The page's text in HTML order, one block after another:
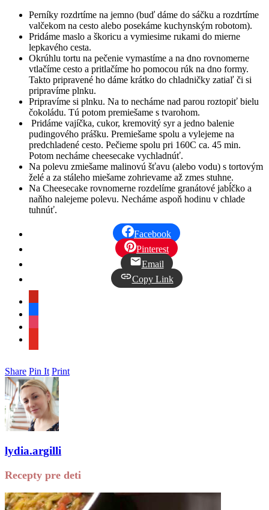
Perníky rozdrtíme na jemno (buď dáme do sáčku a rozdrtíme
valčekom na cesto alebo posekáme kuchynským robotom).
Pridáme maslo a škoricu a vymiesime rukami do mierne
lepkavého cesta.
Okrúhlu tortu na pečenie vymastíme a na dno rovnomerne
vtlačíme cesto a pritlačíme ho pomocou rúk na dno formy.
Takto pripravené ho dáme krátko do chladničky zatiaľ či si
pripravíme plnku.
Pripravíme si plnku. Na to necháme nad parou roztopiť bielu
čokoládu. Tú potom premiešame s tvarohom.
Pridáme vajíčka, cukor, kremovitý syr a jedno balenie
pudingového prášku. Premiešame spolu a vylejeme na
predchladené cesto. Pečieme spolu pri 160C ca. 45 min.
Potom necháme cheesecake vychladnúť.
Na polevu zmiešame malinovú šťavu (alebo vodu) s tortovým
želé a za stáleho miešame zohrievame až zmes stuhne.
Na Cheesecake rovnomerne rozdelíme granátové jabĺčko a
naňho nalejeme polevu. Necháme aspoň hodinu v chlade
tuhnúť.
Facebook
Pinterest
Email
Copy Link
Share Pin It Print
lydia.argilli
Recepty pre deti